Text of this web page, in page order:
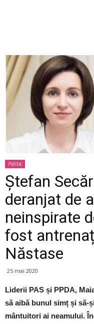
Politic
Ștefan
deranjat de
neinspirate
fost
Năstase
25 mai 2020
Liderii PAS și PPDA,
să aibă bunul simț și să-
mântuitori ai neamului.